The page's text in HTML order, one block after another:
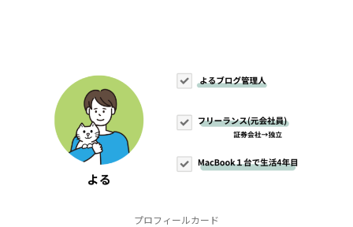
プロフィールカード